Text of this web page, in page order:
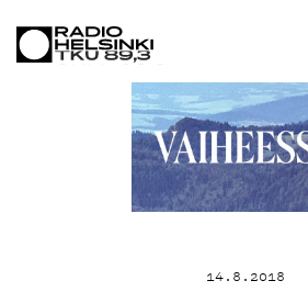
TEKIJÄT
14.8.2018